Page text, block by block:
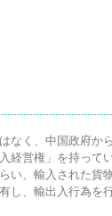
なく、中国政府か
経営権」を持って
い、輸入された貨
し、輸出入行為を